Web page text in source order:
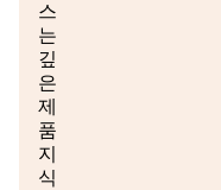
스
는
깊
은
제
품
지
식